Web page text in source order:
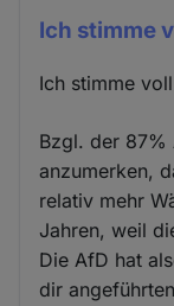
Ich stimme
Ich stimme
Bzgl. der 87%
anzumerken,
relativ mehr
Jahren, weil
Die AfD hat
dir